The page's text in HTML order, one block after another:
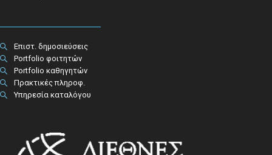
Επιστ. δημοσιεύσεις
Portfolio φοιτητών
Portfolio καθηγητών
Πρακτικές πληροφ.​
Υπηρεσία καταλόγου